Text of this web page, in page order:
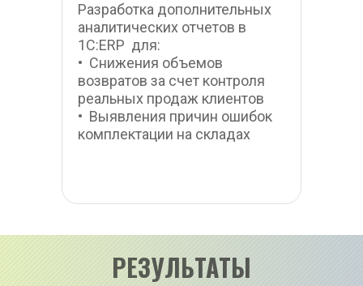
Разработка дополнительных
аналитических отчетов в
1С:ERP  для:
•  Снижения объемов
возвратов за счет контроля
реальных продаж клиентов
•  Выявления причин ошибок
комплектации на складах
РЕЗУЛЬТАТЫ